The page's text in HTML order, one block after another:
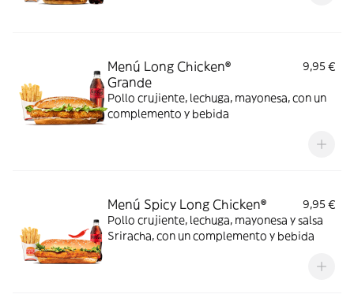
Menú Long Chicken®
Grande
9,95 €
Pollo crujiente, lechuga, mayonesa, con un
complemento y bebida
Menú Spicy Long Chicken®
9,95 €
Pollo crujiente, lechuga, mayonesa y salsa
Sriracha, con un complemento y bebida